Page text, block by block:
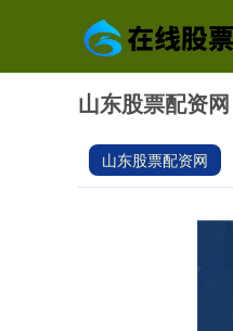
山东股票配资
山东股票配资网